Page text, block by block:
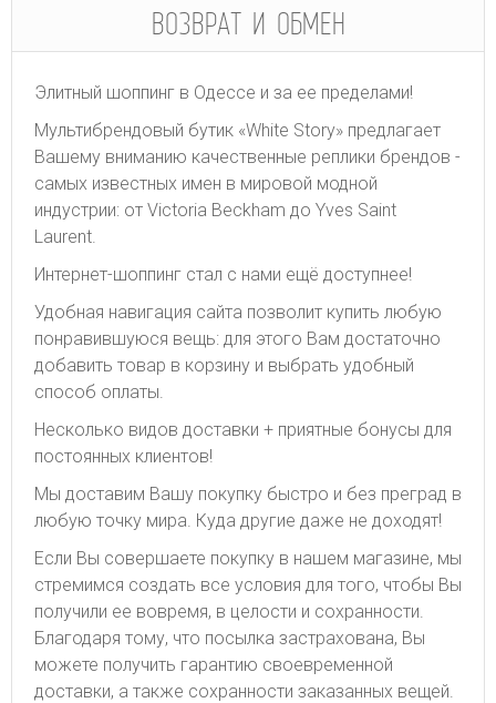
ВОЗВРАТ И ОБМЕН
Элитный шоппинг в Одессе и за ее пределами!
Мультибрендовый бутик «White Story» предлагает
Вашему вниманию качественные реплики брендов -
самых известных имен в мировой модной
индустрии: от Victoria Beckham до Yves Saint
Laurent.
Интернет-шоппинг стал с нами ещё доступнее!
Удобная навигация сайта позволит купить любую
понравившуюся вещь: для этого Вам достаточно
добавить товар в корзину и выбрать удобный
способ оплаты.
Несколько видов доставки + приятные бонусы для
постоянных клиентов!
Мы доставим Вашу покупку быстро и без преград в
любую точку мира. Куда другие даже не доходят!
Если Вы совершаете покупку в нашем магазине, мы
стремимся создать все условия для того, чтобы Вы
получили ее вовремя, в целости и сохранности.
Благодаря тому, что посылка застрахована, Вы
можете получить гарантию своевременной
доставки, а также сохранности заказанных вещей.